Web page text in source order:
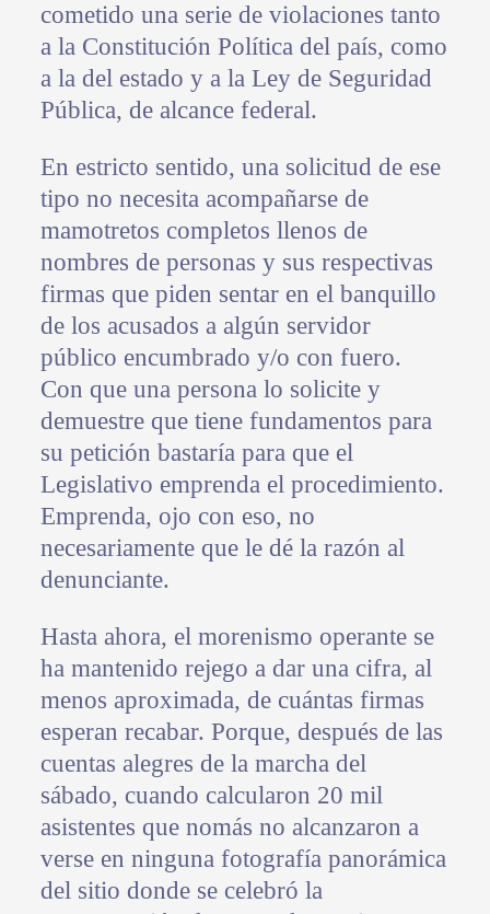
cometido una serie de violaciones tanto
a la Constitución Política del país, como
a la del estado y a la Ley de Seguridad
Pública, de alcance federal.
En estricto sentido, una solicitud de ese
tipo no necesita acompañarse de
mamotretos completos llenos de
nombres de personas y sus respectivas
firmas que piden sentar en el banquillo
de los acusados a algún servidor
público encumbrado y/o con fuero.
Con que una persona lo solicite y
demuestre que tiene fundamentos para
su petición bastaría para que el
Legislativo emprenda el procedimiento.
Emprenda, ojo con eso, no
necesariamente que le dé la razón al
denunciante.
Hasta ahora, el morenismo operante se
ha mantenido rejego a dar una cifra, al
menos aproximada, de cuántas firmas
esperan recabar. Porque, después de las
cuentas alegres de la marcha del
sábado, cuando calcularon 20 mil
asistentes que nomás no alcanzaron a
verse en ninguna fotografía panorámica
del sitio donde se celebró la